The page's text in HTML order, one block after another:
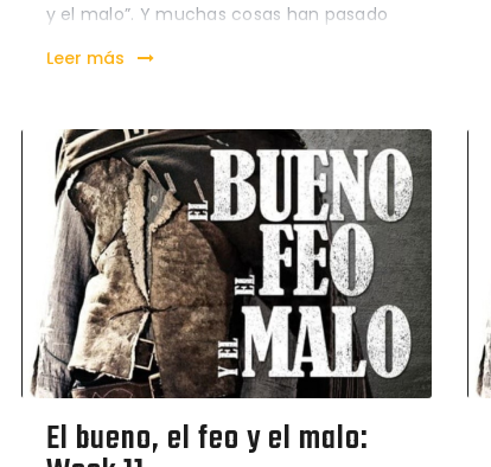
y el malo”. Y muchas cosas han pasado
cosas muy buenas. Tras un final de
clasificó contra todo pronóstico…
Leer más
El bueno, el feo y el malo: